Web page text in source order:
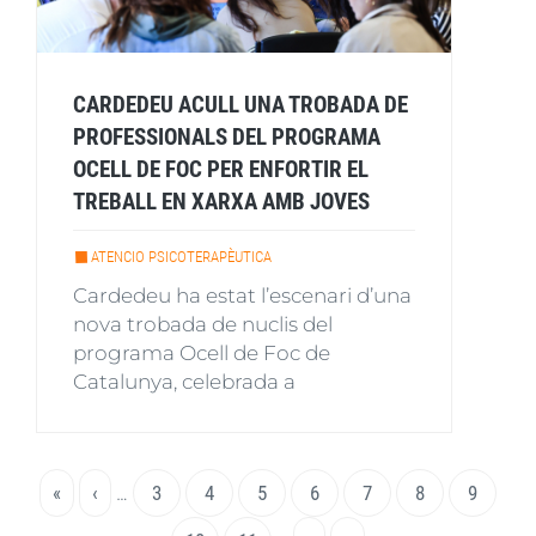
CARDEDEU ACULL UNA TROBADA DE
PROFESSIONALS DEL PROGRAMA
OCELL DE FOC PER ENFORTIR EL
TREBALL EN XARXA AMB JOVES
ATENCIO PSICOTERAPÈUTICA
Cardedeu ha estat l’escenari d’una
nova trobada de nuclis del
programa Ocell de Foc de
Catalunya, celebrada a
Paginació
Primera
«
Pàgina
‹ … Page
3 Page
4 Page
5 Page
6
Pàgina
7 Page
8 Page
9